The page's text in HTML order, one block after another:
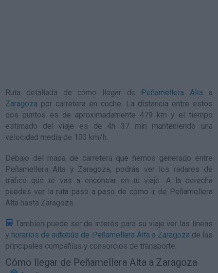
Ruta detallada de cómo llegar de Peñamellera Alta a
Zaragoza por carretera en coche. La distancia entre estos
dos puntos es de aproximadamente 479 km y el tiempo
estimado del viaje es de 4h 37 min manteniendo una
velocidad media de 103 km/h.
Debajo del mapa de carretera que hemos generado entre
Peñamellera Alta y Zaragoza, podrás ver los radares de
tráfico que te vas a encontrar en tu viaje. A la derecha
puedes ver la ruta paso a paso de cómo ir de Peñamellera
Alta hasta Zaragoza.
Tambien puede ser de interés para su viaje ver las líneas
y horarios de autobús de Peñamellera Alta a Zaragoza de las
principales compañías y consorcios de transporte.
Cómo llegar de Peñamellera Alta a Zaragoza